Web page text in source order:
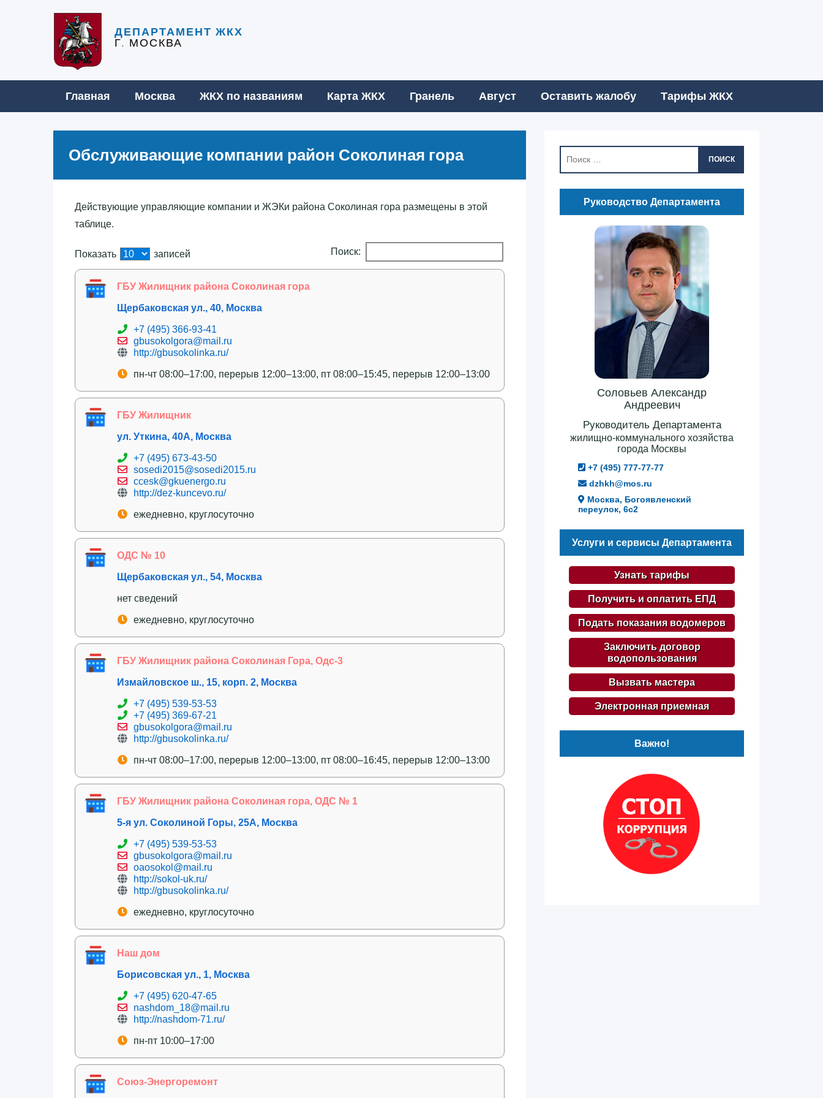
ДЕПАРТАМЕНТ ЖКХ
Г. МОСКВА
Главная Москва ЖКХ по названиям Карта ЖКХ Гранель Август Оставить жалобу Тарифы ЖКХ
Обслуживающие компании район Соколиная гора
Действующие управляющие компании и ЖЭКи района Соколиная гора размещены в этой
таблице.
Показать записей Поиск:
ГБУ Жилищник района Соколиная гора
Щербаковская ул., 40, Москва
+7 (495) 366-93-41
gbusokolgora@mail.ru
http://gbusokolinka.ru/
пн-чт 08:00–17:00, перерыв 12:00–13:00, пт 08:00–15:45, перерыв 12:00–13:00
ГБУ Жилищник
ул. Уткина, 40А, Москва
+7 (495) 673-43-50
sosedi2015@sosedi2015.ru
ccesk@gkuenergo.ru
http://dez-kuncevo.ru/
ежедневно, круглосуточно
ОДС № 10
Щербаковская ул., 54, Москва
нет сведений
ежедневно, круглосуточно
ГБУ Жилищник района Соколиная Гора, Одс-3
Измайловское ш., 15, корп. 2, Москва
+7 (495) 539-53-53
+7 (495) 369-67-21
gbusokolgora@mail.ru
http://gbusokolinka.ru/
пн-чт 08:00–17:00, перерыв 12:00–13:00, пт 08:00–16:45, перерыв 12:00–13:00
ГБУ Жилищник района Соколиная гора, ОДС № 1
5-я ул. Соколиной Горы, 25А, Москва
+7 (495) 539-53-53
gbusokolgora@mail.ru
oaosokol@mail.ru
http://sokol-uk.ru/
http://gbusokolinka.ru/
ежедневно, круглосуточно
Наш дом
Борисовская ул., 1, Москва
+7 (495) 620-47-65
nashdom_18@mail.ru
http://nashdom-71.ru/
пн-пт 10:00–17:00
Союз-Энергоремонт
ПОИСК
Руководство Департамента
Соловьев Александр
Андреевич
Руководитель Департамента
жилищно-коммунального хозяйства
города Москвы
+7 (495) 777-77-77
dzhkh@mos.ru
Москва, Богоявленский
переулок, 6с2
Услуги и сервисы Департамента
Узнать тарифы
Получить и оплатить ЕПД
Подать показания водомеров
Заключить договор
водопользования
Вызвать мастера
Электронная приемная
Важно!